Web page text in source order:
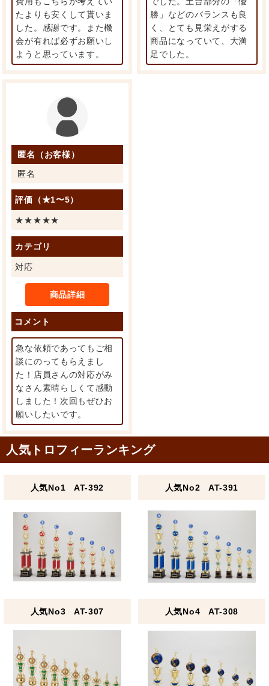
たよりも安くして貰いま
した。感謝です。また機
会が有れば必ずお願いし
ようと思っています。
勝」などのバランスも良
く、とても見栄えがする
商品になっていて、大満
足でした。
匿名（お客様）
匿名
評価（★1〜5）
★★★★★
カテゴリ
対応
商品詳細
コメント
急な依頼であってもご相
談にのってもらえまし
た！店員さんの対応がみ
なさん素晴らしくて感動
しました！次回もぜひお
願いしたいです。
人気トロフィーランキング
人気No1 AT-392 人気No2 AT-391
人気No3 AT-307 人気No4 AT-308